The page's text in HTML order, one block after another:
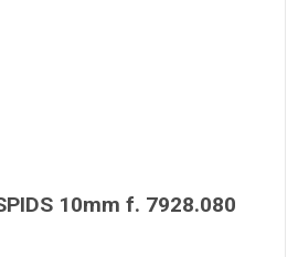
10mm f. 7928.080